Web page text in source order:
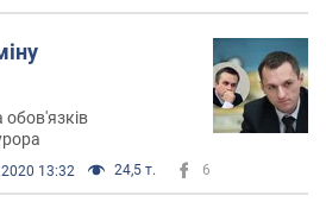
13:32 24,5 т. 6